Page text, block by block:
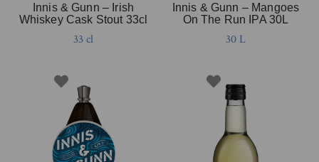
Innis & Gunn – Irish
Whiskey Cask Stout 33cl
33 cl
Innis & Gunn – Mangoes
On The Run IPA 30L
30 L